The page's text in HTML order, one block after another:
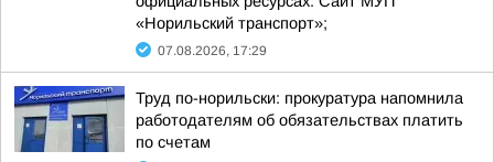
«Норильский транспорт»;
07.08.2026, 17:29
Труд по-норильски: прокуратура напомнила
работодателям об обязательствах платить
по счетам